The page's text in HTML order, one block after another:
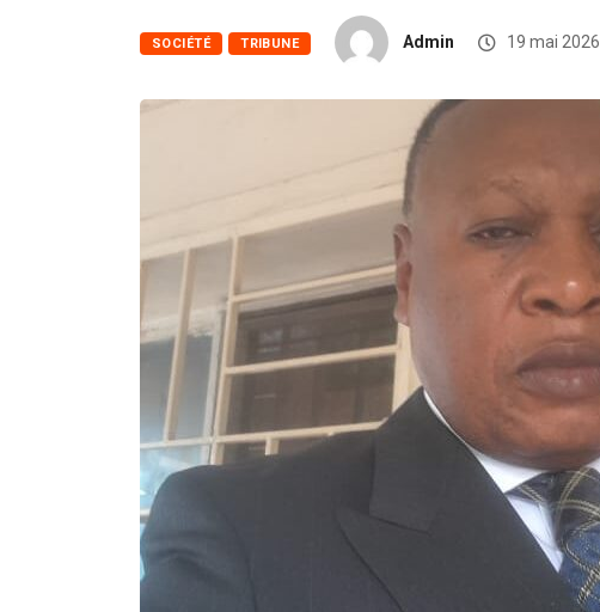
SOCIÉTÉ TRIBUNE Admin 19 mai 2026